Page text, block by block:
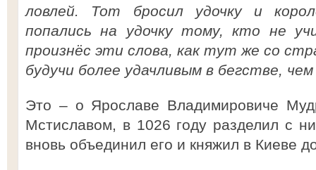
ловлей. Тот бросил удочку и
попались на удочку тому, кто не
произнёс эти слова, как тут же со
будучи более удачливым в бегстве,
Это – о Ярославе Владимировиче
Мстиславом, в 1026 году разделил с
вновь объединил его и княжил в Киеве